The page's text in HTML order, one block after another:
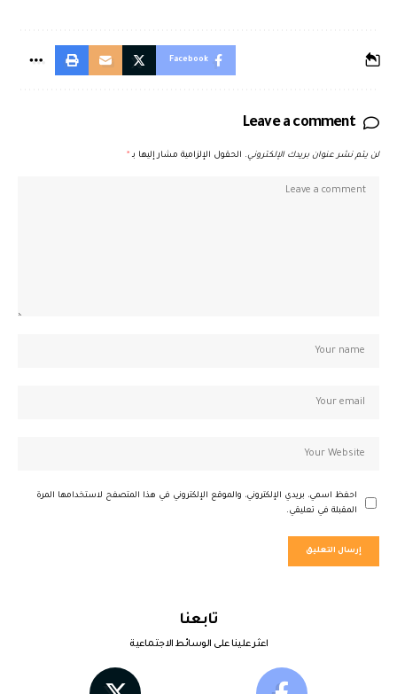
Facebook
Leave a comment
لن يتم نشر عنوان بريدك الإلكتروني. الحقول الإلزامية مشار إليها بـ *
احفظ اسمي، بريدي الإلكتروني، والموقع الإلكتروني في هذا المتصفح لاستخدامها المرة
المقبلة في تعليقي.
تابعنا
اعثر علينا على الوسائط الاجتماعية